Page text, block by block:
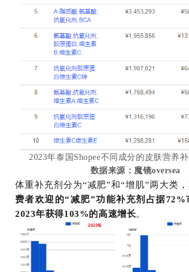
2023年泰国Shopee不同成分的皮肤营养
数据来源：魔镜oversea
体重补充剂分为“减肥”和“增肌”两大类，
费者欢迎的“减肥”功能补充剂占据72%
2023年获得103%的高速增长。